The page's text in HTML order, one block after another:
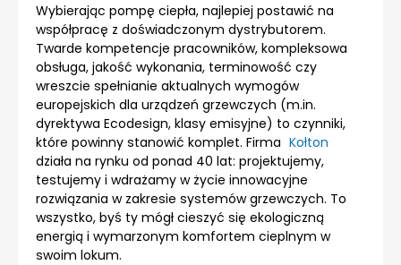
Wybierając pompę ciepła, najlepiej postawić na
współpracę z doświadczonym dystrybutorem.
Twarde kompetencje pracowników, kompleksowa
obsługa, jakość wykonania, terminowość czy
wreszcie spełnianie aktualnych wymogów
europejskich dla urządzeń grzewczych (m.in.
dyrektywa Ecodesign, klasy emisyjne) to czynniki,
które powinny stanowić komplet. Firma Kołton
działa na rynku od ponad 40 lat: projektujemy,
testujemy i wdrażamy w życie innowacyjne
rozwiązania w zakresie systemów grzewczych. To
wszystko, byś ty mógł cieszyć się ekologiczną
energią i wymarzonym komfortem cieplnym w
swoim lokum.